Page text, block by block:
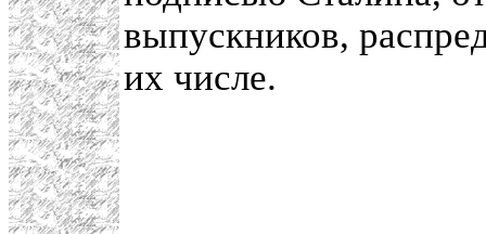
выпускников,
их числе.